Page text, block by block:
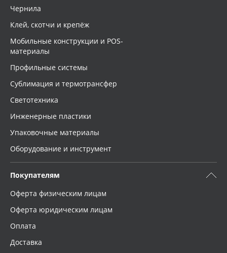
Чернила
Клей, скотчи и крепёж
Мобильные конструкции и POS-
материалы
Профильные системы
Сублимация и термотрансфер
Светотехника
Инженерные пластики
Упаковочные материалы
Оборудование и инструмент
Покупателям
Оферта физическим лицам
Оферта юридическим лицам
Оплата
Доставка